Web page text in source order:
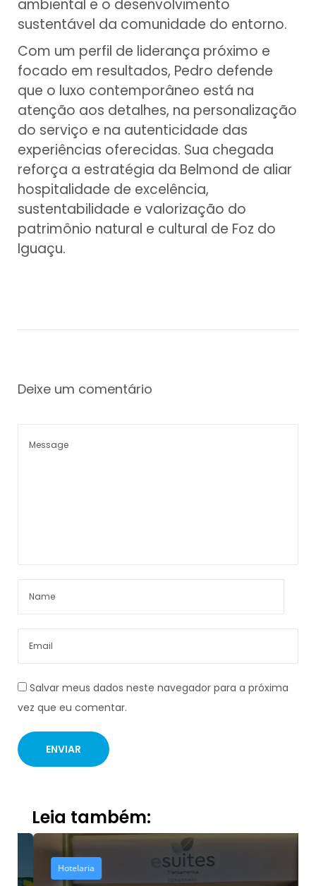
ambiental e o desenvolvimento
sustentável da comunidade do entorno.
Com um perfil de liderança próximo e
focado em resultados, Pedro defende
que o luxo contemporâneo está na
atenção aos detalhes, na personalização
do serviço e na autenticidade das
experiências oferecidas. Sua chegada
reforça a estratégia da Belmond de aliar
hospitalidade de excelência,
sustentabilidade e valorização do
patrimônio natural e cultural de Foz do
Iguaçu.
Deixe um comentário
Salvar meus dados neste navegador para a próxima
vez que eu comentar.
Leia também:
Hotelaria